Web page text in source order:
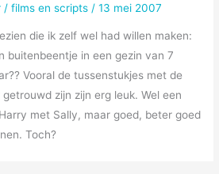
/films en scripts /13 mei 2007
die ik zelf wel had willen maken:
buitenbeentje in een gezin van 7
Vooral de tussenstukjes met de
zijn zijn erg leuk. Wel een
met Sally, maar goed, beter goed
Toch?